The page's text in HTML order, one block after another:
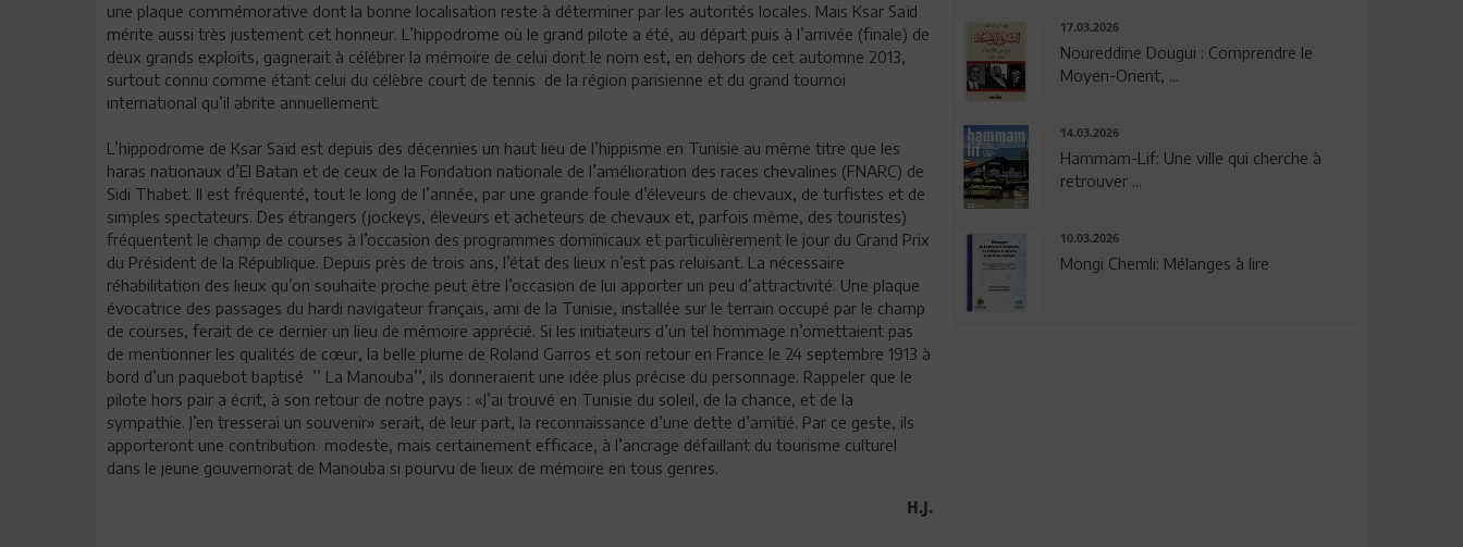
une plaque commémorative dont la bonne localisation reste à déterminer par les autorités locales. Mais Ksar Saïd
mérite aussi très justement cet honneur. L’hippodrome où le grand pilote a été, au départ puis à l’arrivée (finale) de
deux grands exploits, gagnerait à célébrer la mémoire de celui dont le nom est, en dehors de cet automne 2013,
surtout connu comme étant celui du célèbre court de tennis de la région parisienne et du grand tournoi
international qu’il abrite annuellement.
L’hippodrome de Ksar Saïd est depuis des décennies un haut lieu de l’hippisme en Tunisie au même titre que les
haras nationaux d’El Batan et de ceux de la Fondation nationale de l’amélioration des races chevalines (FNARC) de
Sidi Thabet. Il est fréquenté, tout le long de l’année, par une grande foule d’éleveurs de chevaux, de turfistes et de
simples spectateurs. Des étrangers (jockeys, éleveurs et acheteurs de chevaux et, parfois même, des touristes)
fréquentent le champ de courses à l’occasion des programmes dominicaux et particulièrement le jour du Grand Prix
du Président de la République. Depuis près de trois ans, l’état des lieux n’est pas reluisant. La nécessaire
réhabilitation des lieux qu’on souhaite proche peut être l’occasion de lui apporter un peu d’attractivité. Une plaque
évocatrice des passages du hardi navigateur français, ami de la Tunisie, installée sur le terrain occupé par le champ
de courses, ferait de ce dernier un lieu de mémoire apprécié. Si les initiateurs d’un tel hommage n’omettaient pas
de mentionner les qualités de cœur, la belle plume de Roland Garros et son retour en France le 24 septembre 1913 à
bord d’un paquebot baptisé ’’ La Manouba’’, ils donneraient une idée plus précise du personnage. Rappeler que le
pilote hors pair a écrit, à son retour de notre pays : «J’ai trouvé en Tunisie du soleil, de la chance, et de la
sympathie. J’en tresserai un souvenir» serait, de leur part, la reconnaissance d’une dette d’amitié. Par ce geste, ils
apporteront une contribution modeste, mais certainement efficace, à l’ancrage défaillant du tourisme culturel
dans le jeune gouvernorat de Manouba si pourvu de lieux de mémoire en tous genres.
H.J.
17.03.2026
Noureddine Dougui : Comprendre le
Moyen-Orient, ...
14.03.2026
Hammam-Lif: Une ville qui cherche à
retrouver ...
10.03.2026
Mongi Chemli: Mélanges à lire